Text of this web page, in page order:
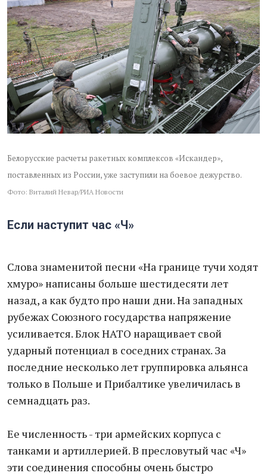
Белорусские расчеты ракетных комплексов «Искандер»,
поставленных из России, уже заступили на боевое дежурство.
Фото: Виталий Невар/РИА Новости
Если наступит час «Ч»
Слова знаменитой песни «На границе тучи ходят
хмуро» написаны больше шестидесяти лет
назад, а как будто про наши дни. На западных
рубежах Союзного государства напряжение
усиливается. Блок НАТО наращивает свой
ударный потенциал в соседних странах. За
последние несколько лет группировка альянса
только в Польше и Прибалтике увеличилась в
семнадцать раз.
Ее численность - три армейских корпуса с
танками и артиллерией. В пресловутый час «Ч»
эти соединения способны очень быстро